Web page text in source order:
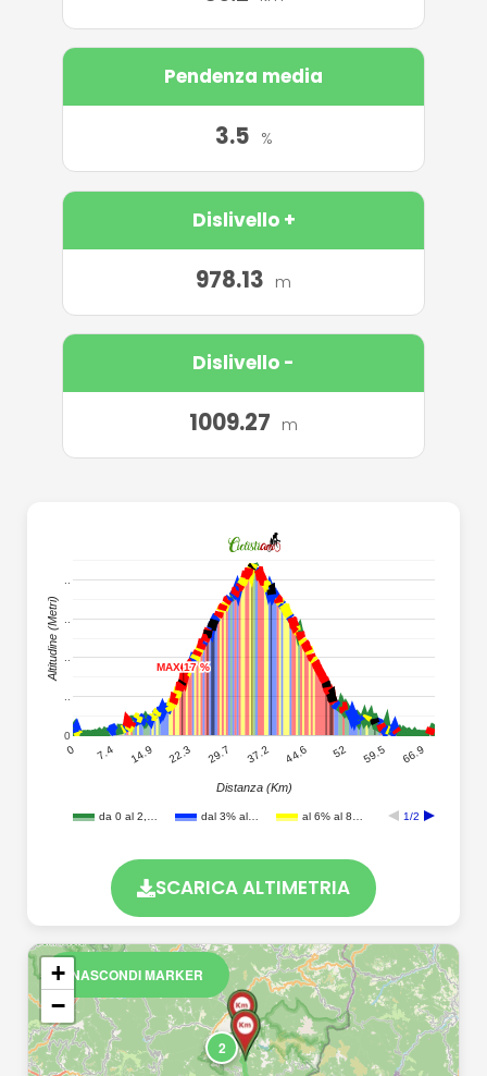
Pendenza media
3.5 %
Dislivello +
978.13 m
Dislivello -
1009.27 m
da 0 al 2,… dal 3% al… al 6% al 8… 1/2
0 7.4 14.9 22.3 29.7 37.2 44.6 52 59.5 66.9
0
..
..
MAX 17 %
MAX 17 %
MAX 17 %
MAX 17 %
Distanza (Km)
Altitudine (Metri)
SCARICA ALTIMETRIA
NASCONDI MARKER
2
+
−